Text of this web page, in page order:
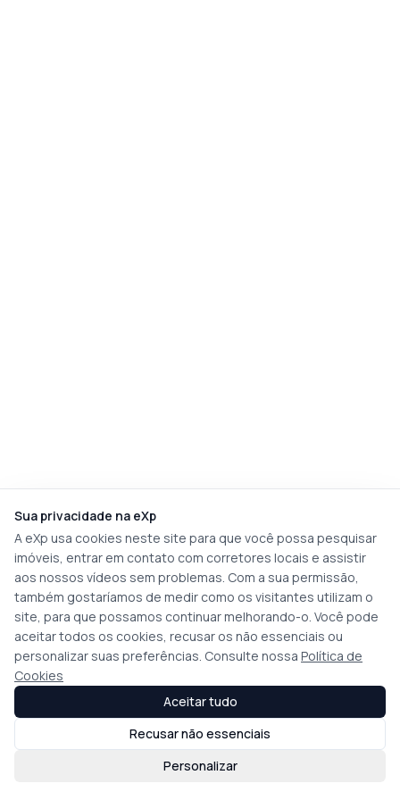
Sua privacidade na eXp
A eXp usa cookies neste site para que você possa pesquisar
imóveis, entrar em contato com corretores locais e assistir
aos nossos vídeos sem problemas. Com a sua permissão,
também gostaríamos de medir como os visitantes utilizam o
site, para que possamos continuar melhorando-o. Você pode
aceitar todos os cookies, recusar os não essenciais ou
personalizar suas preferências. Consulte nossa Política de
Cookies
Personalizar
Recusar não essenciais
Aceitar tudo